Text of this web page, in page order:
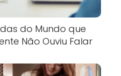
do Mundo que
Não Ouviu Falar